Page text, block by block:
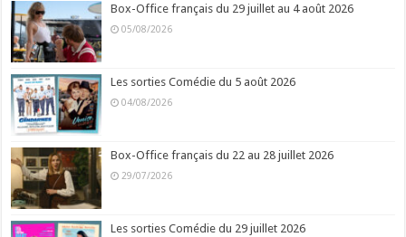
Box-Office français du 29 juillet au 4 août 2026
05/08/2026
Les sorties Comédie du 5 août 2026
04/08/2026
Box-Office français du 22 au 28 juillet 2026
29/07/2026
Les sorties Comédie du 29 juillet 2026